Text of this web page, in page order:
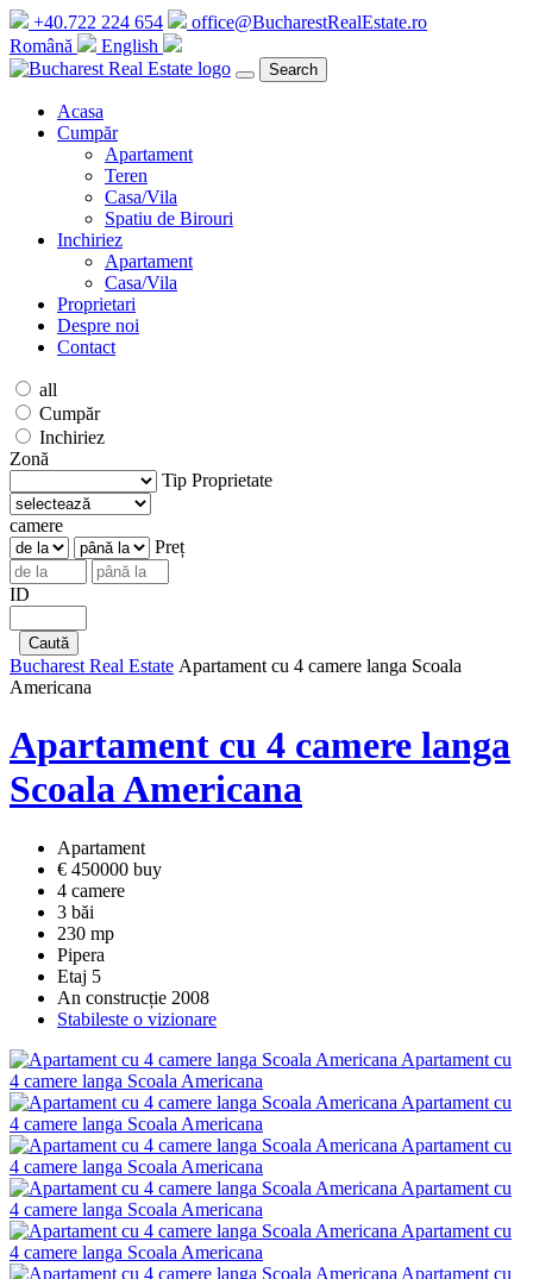
+40.722 224 654
office@BucharestRealEstate.ro
Română
English
Search
Acasa
Cumpăr
Apartament
Teren
Casa/Vila
Spatiu de Birouri
Inchiriez
Apartament
Casa/Vila
Proprietari
Despre noi
Contact
all
Cumpăr
Inchiriez
Zonă
Tip Proprietate
camere
Preț
ID
Bucharest Real Estate Apartament cu 4 camere langa Scoala
Americana
Apartament cu 4 camere langa
Scoala Americana
Apartament
€ 450000 buy
4 camere
3 băi
230 mp
Pipera
Etaj 5
An construcție 2008
Stabileste o vizionare